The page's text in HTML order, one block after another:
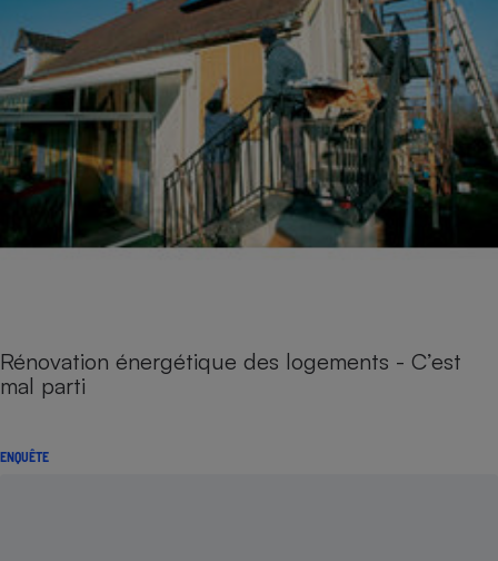
Rénovation énergétique des logements - C’est
mal parti
ENQUÊTE